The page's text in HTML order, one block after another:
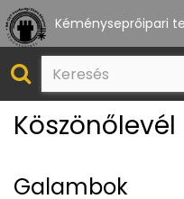
Kéményseprőipari
Köszönőlevél
Galambok